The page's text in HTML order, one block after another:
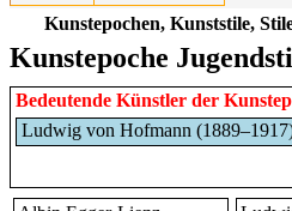
Kunstepochen, Kunststile,
Kunstepoche
Bedeutende Künstler der
Ludwig von Hofmann